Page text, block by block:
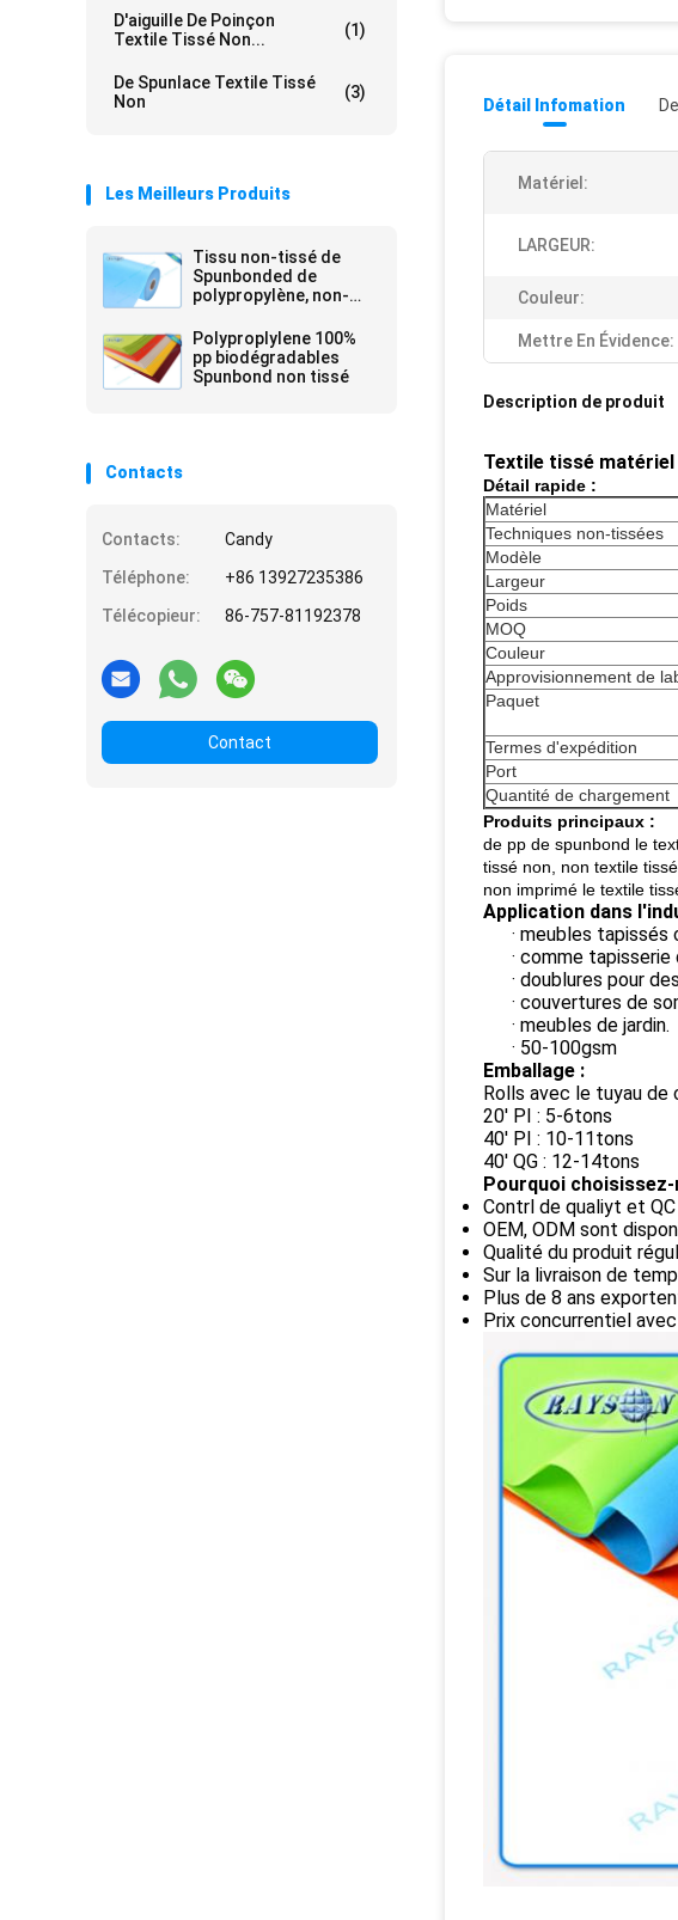
D'aiguille De Poinçon
Textile Tissé Non...
(1)
De Spunlace Textile Tissé
Non
(3)
Les Meilleurs Produits
Tissu non-tissé de
Spunbonded de
polypropylène, non-
Nonwoven Spunbond
de Tnt
Polyproplylene 100%
pp biodégradables
Spunbond non tissé
Contacts
Contacts:
Candy
Téléphone:
+86 13927235386
Télécopieur:
86-757-81192378
Contact
Détail Infomation
Matériel:
LARGEUR:
Couleur:
Mettre En Évidence:
Description de produit
Textile tissé matériel
Détail rapide :
Matériel
Techniques non-tissées
Modèle
Largeur
Poids
MOQ
Couleur
Approvisionnement de
Paquet
Termes d'expédition
Port
Quantité de chargement
Produits principaux :
de pp de spunbond le
tissé non, non textile
non imprimé le textile
Application dans
· meubles
· comme
· doublures pour
· couvertures de
· meubles de jardin.
· 50-100gsm
Emballage :
Rolls avec le tuyau
20' PI : 5-6tons
40' PI : 10-11tons
40' QG : 12-14tons
Pourquoi choisissez-
Contrl de qualiyt et
OEM, ODM sont
Qualité du produit
Sur la livraison de
Plus de 8 ans
Prix concurrentiel